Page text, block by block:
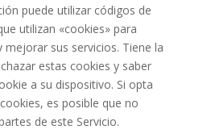
puede utilizar códigos de
utilizan «cookies» para
sus servicios. Tiene la
estas cookies y saber
a su dispositivo. Si opta
es posible que no
de este Servicio.